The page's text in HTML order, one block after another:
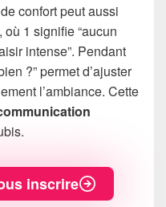
confort peut aussi
1 signifie “aucun
intense”. Pendant
?” permet d’ajuster
l’ambiance. Cette
inscrire